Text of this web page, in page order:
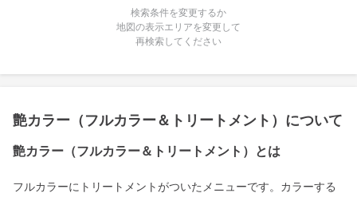
検索条件を変更するか
地図の表示エリアを変更して
再検索してください
艶カラー（フルカラー＆トリートメント）について
艶カラー（フルカラー＆トリートメント）とは
フルカラーにトリートメントがついたメニューです。カラーする